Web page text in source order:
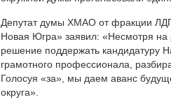
Депутат думы ХМАО от фракции
Новая Югра» заявил: «Несмотря на
решение поддержать кандидатуру
грамотного профессионала,
Голосуя «за», мы даем аванс
округа».